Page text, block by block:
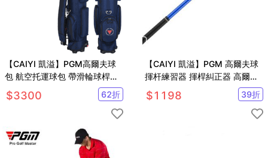
【CAIYI 凱溢】PGM高爾夫球
包 航空托運球包 帶滑輪球桿包
袋 旅行包
$3300 62折
【CAIYI 凱溢】PGM 高爾夫球
揮杆練習器 揮桿糾正器 高爾夫
初學裝備
$1198 39折